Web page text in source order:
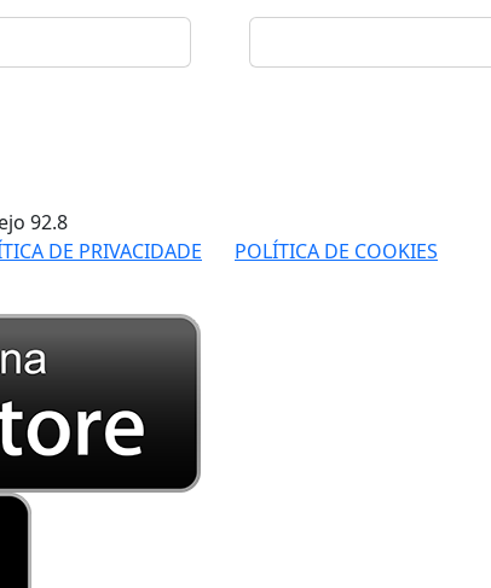
92.8
DE PRIVACIDADE
POLÍTICA DE COOKIES